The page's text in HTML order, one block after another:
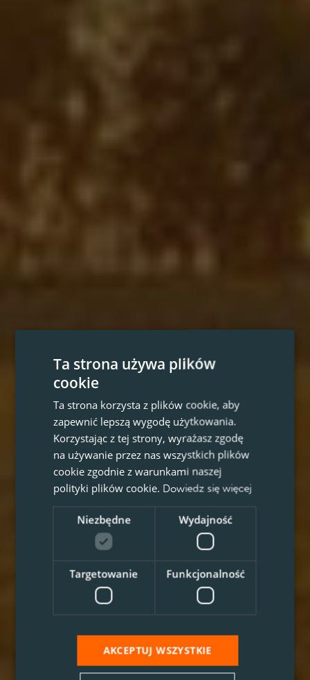
Ta strona używa plików
cookie
Ta strona korzysta z plików cookie, aby
zapewnić lepszą wygodę użytkowania.
Korzystając z tej strony, wyrażasz zgodę
na używanie przez nas wszystkich plików
cookie zgodnie z warunkami naszej
polityki plików cookie. Dowiedz się więcej
Niezbędne Wydajność
Targetowanie Funkcjonalność
AKCEPTUJ WSZYSTKIE